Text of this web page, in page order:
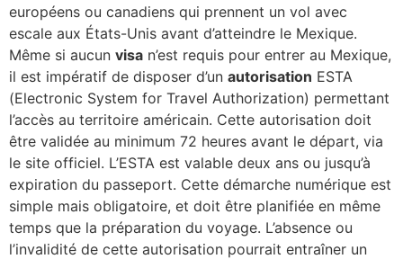
européens ou canadiens qui prennent un vol avec
escale aux États-Unis avant d’atteindre le Mexique.
Même si aucun visa n’est requis pour entrer au Mexique,
il est impératif de disposer d’un autorisation ESTA
(Electronic System for Travel Authorization) permettant
l’accès au territoire américain. Cette autorisation doit
être validée au minimum 72 heures avant le départ, via
le site officiel. L’ESTA est valable deux ans ou jusqu’à
expiration du passeport. Cette démarche numérique est
simple mais obligatoire, et doit être planifiée en même
temps que la préparation du voyage. L’absence ou
l’invalidité de cette autorisation pourrait entraîner un